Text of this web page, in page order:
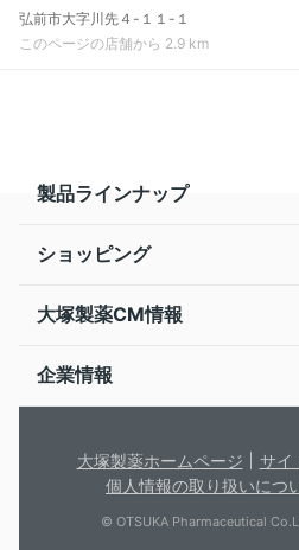
弘前市大字川先４-１１-１
このページの店舗から 2.9 km
製品ラインナップ
ショッピング
大塚製薬CM情報
企業情報
大塚製薬ホームページ
サイ
個人情報の取り扱いにつ
© OTSUKA Pharmaceutical